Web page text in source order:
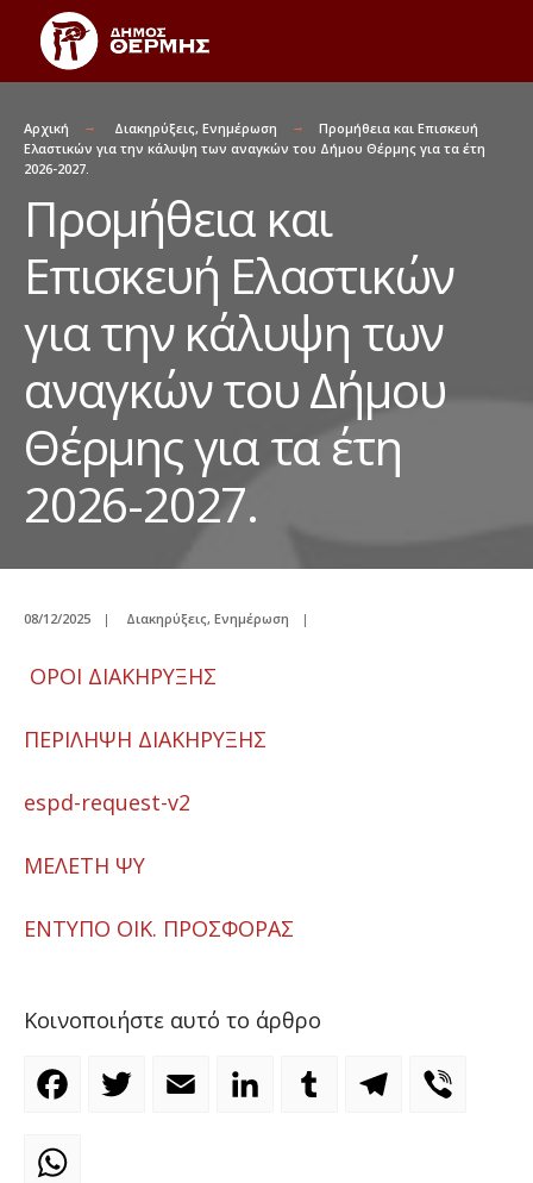
Αρχική Διακηρύξεις, Ενημέρωση
Προμήθεια και Επισκευή
Ελαστικών για την κάλυψη των αναγκών του Δήμου Θέρμης για τα έτη
2026-2027.
Προμήθεια και
Επισκευή Ελαστικών
για την κάλυψη των
αναγκών του Δήμου
Θέρμης για τα έτη
2026-2027.
08/12/2025 | Διακηρύξεις, Ενημέρωση |
ΟΡΟΙ ΔΙΑΚΗΡΥΞΗΣ
ΠΕΡΙΛΗΨΗ ΔΙΑΚΗΡΥΞΗΣ
espd-request-v2
ΜΕΛΕΤΗ ΨΥ
ΕΝΤΥΠΟ ΟΙΚ. ΠΡΟΣΦΟΡΑΣ
Κοινοποιήστε αυτό το άρθρο
FacebookTwitter Email LinkedIn Tumblr Telegram